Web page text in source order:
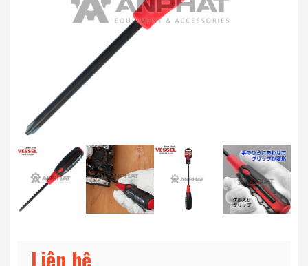
Liên hệ